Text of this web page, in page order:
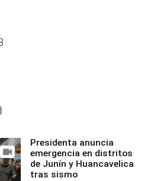
Presidenta anuncia
emergencia en distritos
de Junín y Huancavelica
tras sismo